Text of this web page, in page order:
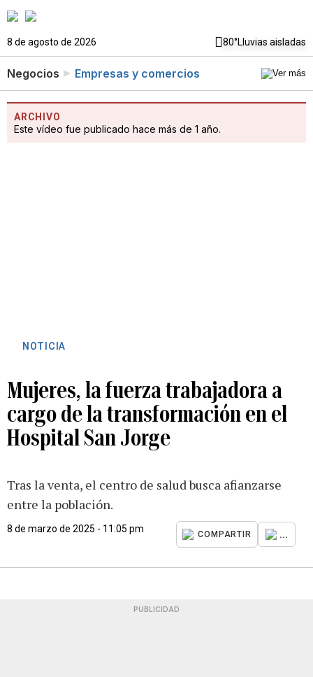
8 de agosto de 2026 80°Lluvias aisladas
Negocios Empresas y comercios
ARCHIVO
Este vídeo fue publicado hace más de 1 año.
NOTICIA
Mujeres, la fuerza trabajadora a
cargo de la transformación en el
Hospital San Jorge
Tras la venta, el centro de salud busca afianzarse
entre la población.
8 de marzo de 2025 - 11:05 pm
COMPARTIR ...
PUBLICIDAD